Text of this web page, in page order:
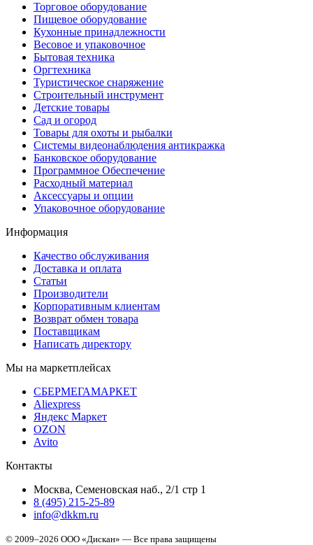
Торговое оборудование
Пищевое оборудование
Кухонные принадлежности
Весовое и упаковочное
Бытовая техника
Оргтехника
Туристическое снаряжение
Строительный инструмент
Детские товары
Сад и огород
Товары для охоты и рыбалки
Системы видеонаблюдения антикражка
Банковское оборудование
Программное Обеспечение
Расходный материал
Аксессуары и опции
Упаковочное оборудование
Информация
Качество обслуживания
Доставка и оплата
Статьи
Производители
Корпоративным клиентам
Возврат обмен товара
Поставщикам
Написать директору
Мы на маркетплейсах
СБЕРМЕГАМАРКЕТ
Aliexpress
Яндекс Маркет
OZON
Avito
Контакты
Москва, Семеновская наб., 2/1 стр 1
8 (495) 215-25-89
info@dkkm.ru
© 2009–2026 ООО «Дискан» — Все права защищены